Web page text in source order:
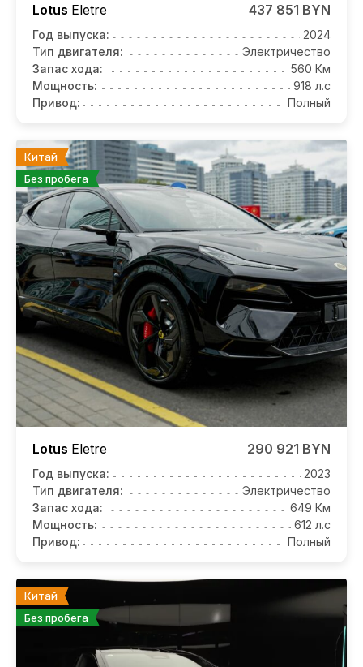
Lotus Eletre 437 851 BYN
Год выпуска:
2024
Тип двигателя:
Электричество
Запас хода:
560 Км
Мощность:
918 л.с
Привод:
Полный
Китай
Без пробега
Lotus Eletre 290 921 BYN
Год выпуска:
2023
Тип двигателя:
Электричество
Запас хода:
649 Км
Мощность:
612 л.с
Привод:
Полный
Китай
Без пробега